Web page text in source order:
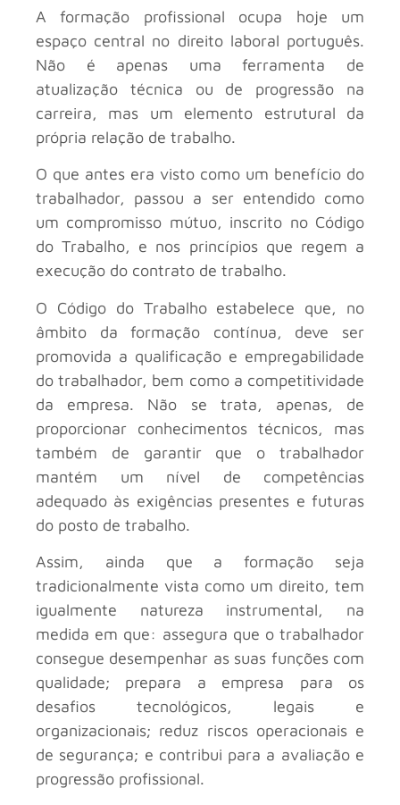
A formação profissional ocupa hoje um
espaço central no direito laboral português.
Não é apenas uma ferramenta de
atualização técnica ou de progressão na
carreira, mas um elemento estrutural da
própria relação de trabalho.
O que antes era visto como um benefício do
trabalhador, passou a ser entendido como
um compromisso mútuo, inscrito no Código
do Trabalho, e nos princípios que regem a
execução do contrato de trabalho.
O Código do Trabalho estabelece que, no
âmbito da formação contínua, deve ser
promovida a qualificação e empregabilidade
do trabalhador, bem como a competitividade
da empresa. Não se trata, apenas, de
proporcionar conhecimentos técnicos, mas
também de garantir que o trabalhador
mantém um nível de competências
adequado às exigências presentes e futuras
do posto de trabalho.
Assim, ainda que a formação seja
tradicionalmente vista como um direito, tem
igualmente natureza instrumental, na
medida em que: assegura que o trabalhador
consegue desempenhar as suas funções com
qualidade; prepara a empresa para os
desafios tecnológicos, legais e
organizacionais; reduz riscos operacionais e
de segurança; e contribui para a avaliação e
progressão profissional.